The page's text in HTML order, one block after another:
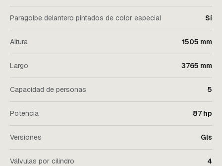
Paragolpe delantero pintados de color especial Sí
Altura 1505 mm
Largo 3765 mm
Capacidad de personas 5
Potencia 87 hp
Versiones Gls
Válvulas por cilindro 4